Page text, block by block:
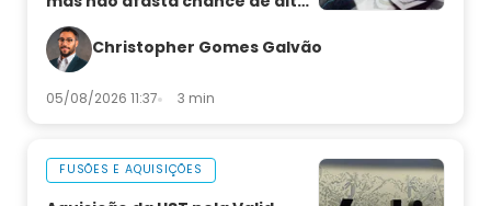
de juros
Christopher Gomes Galvão
05/08/2026 11:37 3 min
FUSÕES E AQUISIÇÕES